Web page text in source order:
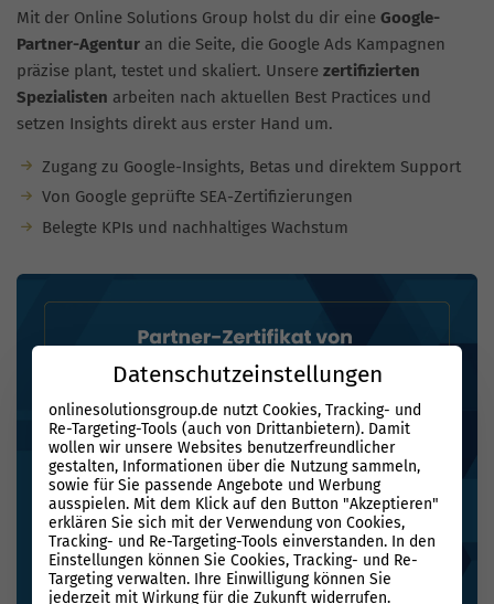
Mit der Online Solutions Group holst du dir eine Google-
Partner-Agentur an die Seite, die Google Ads Kampagnen
präzise plant, testet und skaliert. Unsere zertifizierten
Spezialisten arbeiten nach aktuellen Best Practices und
setzen Insights direkt aus erster Hand um.
Zugang zu Google-Insights, Betas und direktem Support
Von Google geprüfte SEA-Zertifizierungen
Belegte KPIs und nachhaltiges Wachstum
Datenschutzeinstellungen
onlinesolutionsgroup.de nutzt Cookies, Tracking- und
Re-Targeting-Tools (auch von Drittanbietern). Damit
wollen wir unsere Websites benutzerfreundlicher
gestalten, Informationen über die Nutzung sammeln,
sowie für Sie passende Angebote und Werbung
ausspielen. Mit dem Klick auf den Button "Akzeptieren"
erklären Sie sich mit der Verwendung von Cookies,
Tracking- und Re-Targeting-Tools einverstanden. In den
Einstellungen können Sie Cookies, Tracking- und Re-
Targeting verwalten. Ihre Einwilligung können Sie
jederzeit mit Wirkung für die Zukunft widerrufen.